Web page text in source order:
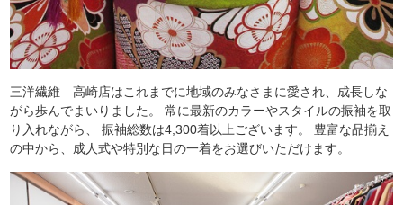
三洋繊維 高崎店はこれまでに地域のみなさまに愛され、成長しな
がら歩んでまいりました。 常に最新のカラーやスタイルの振袖を取
り入れながら、 振袖総数は4,300着以上ございます。 豊富な品揃え
の中から、成人式や特別な日の一着をお選びいただけます。